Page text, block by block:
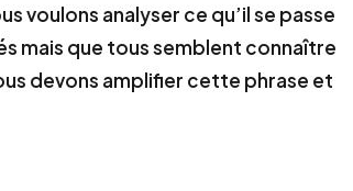
voulons analyser ce qu’il se passe
mais que tous semblent connaître
devons amplifier cette phrase et